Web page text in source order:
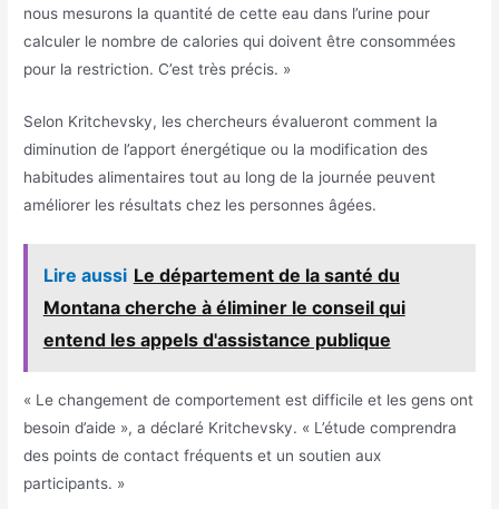
nous mesurons la quantité de cette eau dans l’urine pour
calculer le nombre de calories qui doivent être consommées
pour la restriction. C’est très précis. »
Selon Kritchevsky, les chercheurs évalueront comment la
diminution de l’apport énergétique ou la modification des
habitudes alimentaires tout au long de la journée peuvent
améliorer les résultats chez les personnes âgées.
Lire aussi Le département de la santé du
Montana cherche à éliminer le conseil qui
entend les appels d'assistance publique
« Le changement de comportement est difficile et les gens ont
besoin d’aide », a déclaré Kritchevsky. « L’étude comprendra
des points de contact fréquents et un soutien aux
participants. »